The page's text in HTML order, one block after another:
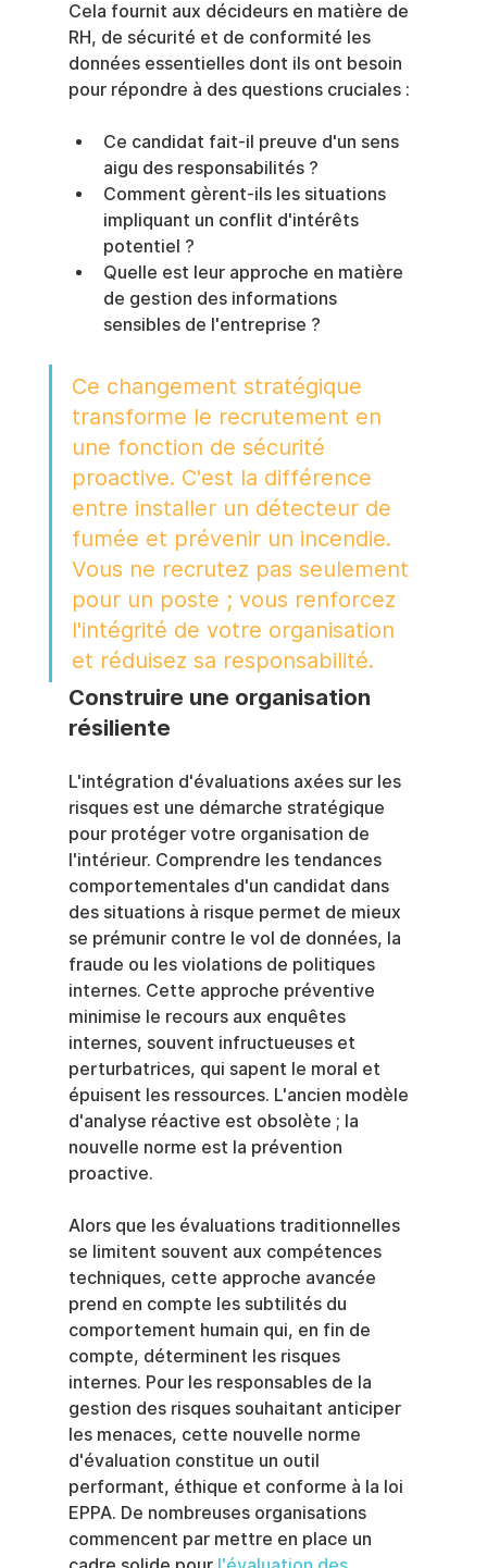
Cela fournit aux décideurs en matière de
RH, de sécurité et de conformité les
données essentielles dont ils ont besoin
pour répondre à des questions cruciales :
Ce candidat fait-il preuve d'un sens
aigu des responsabilités ?
Comment gèrent-ils les situations
impliquant un conflit d'intérêts
potentiel ?
Quelle est leur approche en matière
de gestion des informations
sensibles de l'entreprise ?
Ce changement stratégique
transforme le recrutement en
une fonction de sécurité
proactive. C'est la différence
entre installer un détecteur de
fumée et prévenir un incendie.
Vous ne recrutez pas seulement
pour un poste ; vous renforcez
l'intégrité de votre organisation
et réduisez sa responsabilité.
Construire une organisation
résiliente
L'intégration d'évaluations axées sur les
risques est une démarche stratégique
pour protéger votre organisation de
l'intérieur. Comprendre les tendances
comportementales d'un candidat dans
des situations à risque permet de mieux
se prémunir contre le vol de données, la
fraude ou les violations de politiques
internes. Cette approche préventive
minimise le recours aux enquêtes
internes, souvent infructueuses et
perturbatrices, qui sapent le moral et
épuisent les ressources. L'ancien modèle
d'analyse réactive est obsolète ; la
nouvelle norme est la prévention
proactive.
Alors que les évaluations traditionnelles
se limitent souvent aux compétences
techniques, cette approche avancée
prend en compte les subtilités du
comportement humain qui, en fin de
compte, déterminent les risques
internes. Pour les responsables de la
gestion des risques souhaitant anticiper
les menaces, cette nouvelle norme
d'évaluation constitue un outil
performant, éthique et conforme à la loi
EPPA. De nombreuses organisations
commencent par mettre en place un